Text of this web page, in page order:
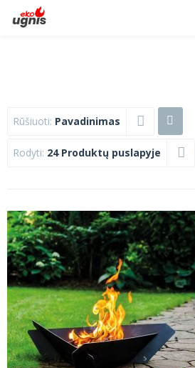
Rūšiuoti: Pavadinimas
Rodyti: 24 Produktų puslapyje